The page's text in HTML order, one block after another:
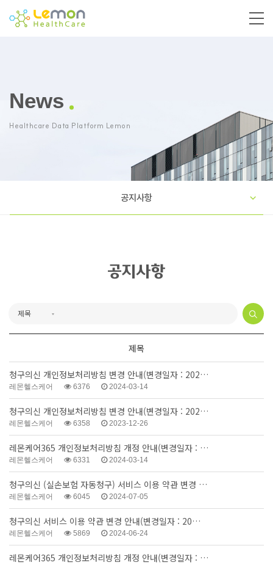
News
Healthcare Data Platform Lemon
공지사항
공지사항
제목
청구의신 개인정보처리방침 변경 안내(변경일자 : 202…
레몬헬스케어 6376 2024-03-14
청구의신 개인정보처리방침 변경 안내(변경일자 : 202…
레몬헬스케어 6358 2023-12-26
레몬케어365 개인정보처리방침 개정 안내(변경일자 : …
레몬헬스케어 6331 2024-03-14
청구의신 (실손보험 자동청구) 서비스 이용 약관 변경 …
레몬헬스케어 6045 2024-07-05
청구의신 서비스 이용 약관 변경 안내(변경일자 : 20…
레몬헬스케어 5869 2024-06-24
레몬케어365 개인정보처리방침 개정 안내(변경일자 : …